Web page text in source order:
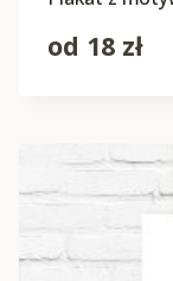
od 18 zł